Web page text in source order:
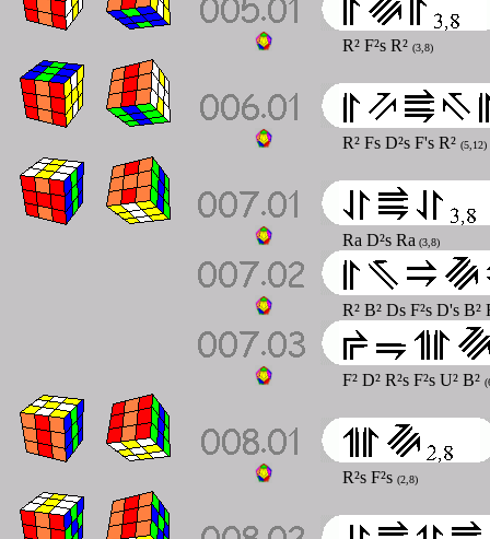
R² F²s R² (3,8)
R² Fs D²s F's R² (5,12)
Ra D²s Ra (3,8)
R² B² Ds F²s D's B²
F² D² R²s F²s U² B²
R²s F²s (2,8)